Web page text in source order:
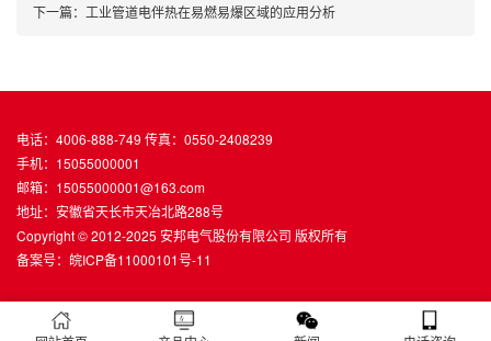
下一篇：工业管道电伴热在易燃易爆区域的应用分析
电话：4006-888-749 传真：0550-2408239
手机：15055000001
邮箱：15055000001@163.com
地址：安徽省天长市天冶北路288号
Copyright © 2012-2025 安邦电气股份有限公司 版权所有
备案号： 皖ICP备11000101号-11